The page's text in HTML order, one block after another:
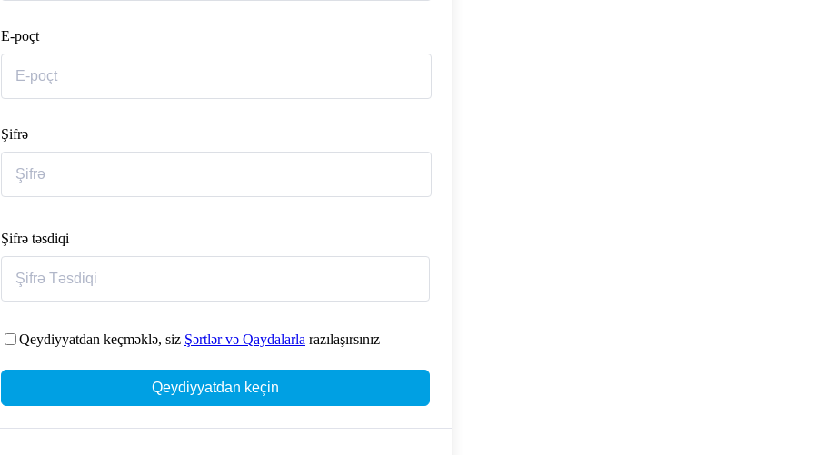
E-poçt
Şifrə
Şifrə təsdiqi
Qeydiyyatdan keçməklə, siz Şərtlər və Qaydalarla razılaşırsınız
Qeydiyyatdan keçin